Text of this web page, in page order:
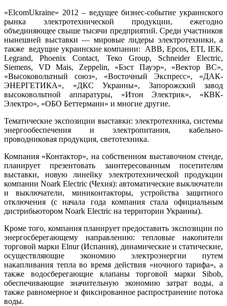
«ЕlcomUkraine» 2012 – ведущее бизнес-событие украинского
рынка электротехнической продукции, ежегодно
объединяющее свыше тысячи предприятий. Среди участников
нынешней выставки — мировые лидеры электротехники, а
также ведущие украинские компании: ABB, Epcos, ЕТІ, ІЕК,
Legrand, Phoenix Contact, Теко Group, Schneider Electric,
Siemens, VD Mais, Zeppelin, «Бэст Пауэр», «Вектор ВС»,
«Высоковольтный союз», «Восточный Экспресс», «ДАК-
ЭНЕРГЕТИКА», «ДКС Украины», Запорожский завод
высоковольтной аппаратуры, «Итон Электрик», «КВК-
Электро», «ОБО Беттерманн» и многие другие.
Тематические экспозиции выставки: электротехника, системы
энергообеспечения и электропитания, кабельно-
проводниковая продукция, светотехника.
Компания «Контактор», на собственном выставочном стенде,
планирует презентовать заинтересованным посетителям
выставки, новую линейку электротехнической продукции
компании Noark Electric (Чехия): автоматические выключатели
и выключатели, миниконтакторы, устройства защитного
отключения (с начала года компания стала официальным
дистрибьютором Noark Electric на территории Украины).
Кроме того, компания планирует предоставить экспозиции по
энергосберегающему направлению: тепловые накопители
торговой марки Elnur (Испания), динамические и статические,
осуществляющие экономию электроэнергии путем
накапливания тепла во время действия «ночного тарифа», а
также водосберегающие клапаны торговой марки Sibob,
обеспечивающие значительную экономию затрат воды, а
также равномерное и фиксированное распространение потока
воды.